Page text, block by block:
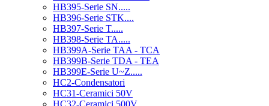
HB395-Serie SN.....
HB396-Serie STK....
HB397-Serie T.....
HB398-Serie TA.....
HB399A-Serie TAA - TCA
HB399B-Serie TDA - TEA
HB399E-Serie U~Z.....
HC2-Condensatori
HC31-Ceramici 50V
HC32-Ceramici 500V